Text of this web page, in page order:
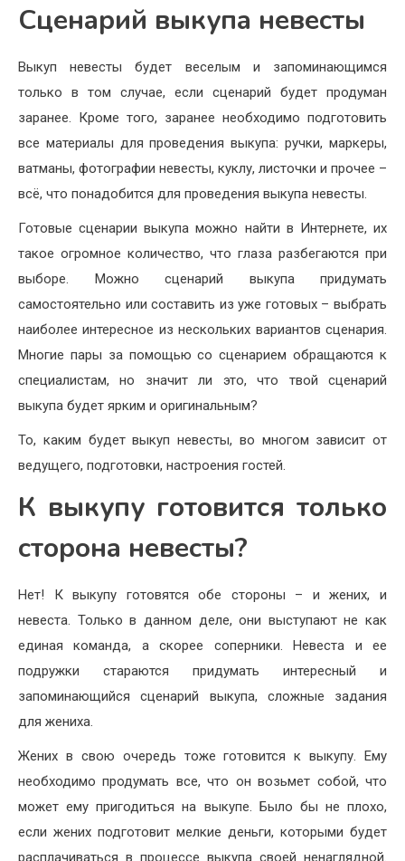
Сценарий выкупа невесты
Выкуп невесты будет веселым и запоминающимся
только в том случае, если сценарий будет продуман
заранее. Кроме того, заранее необходимо подготовить
все материалы для проведения выкупа: ручки, маркеры,
ватманы, фотографии невесты, куклу, листочки и прочее –
всё, что понадобится для проведения выкупа невесты.
Готовые сценарии выкупа можно найти в Интернете, их
такое огромное количество, что глаза разбегаются при
выборе. Можно сценарий выкупа придумать
самостоятельно или составить из уже готовых – выбрать
наиболее интересное из нескольких вариантов сценария.
Многие пары за помощью со сценарием обращаются к
специалистам, но значит ли это, что твой сценарий
выкупа будет ярким и оригинальным?
То, каким будет выкуп невесты, во многом зависит от
ведущего, подготовки, настроения гостей.
К выкупу готовится только
сторона невесты?
Нет! К выкупу готовятся обе стороны – и жених, и
невеста. Только в данном деле, они выступают не как
единая команда, а скорее соперники. Невеста и ее
подружки стараются придумать интересный и
запоминающийся сценарий выкупа, сложные задания
для жениха.
Жених в свою очередь тоже готовится к выкупу. Ему
необходимо продумать все, что он возьмет собой, что
может ему пригодиться на выкупе. Было бы не плохо,
если жених подготовит мелкие деньги, которыми будет
расплачиваться в процессе выкупа своей ненаглядной.